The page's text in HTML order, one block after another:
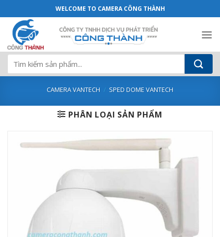
qua
dung
Camera Vantech 2.0MP Onvif Wifi
WELCOME TO CAMERA CÔNG THÀNH
Tìm
kiếm:
CAMERA VANTECH / SPED DOME VANTECH
PHÂN LOẠI SẢN PHẨM